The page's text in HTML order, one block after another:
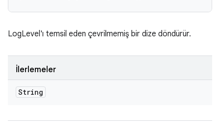
LogLevel'ı temsil eden çevrilmemiş bir dize döndürür.
İlerlemeler
String